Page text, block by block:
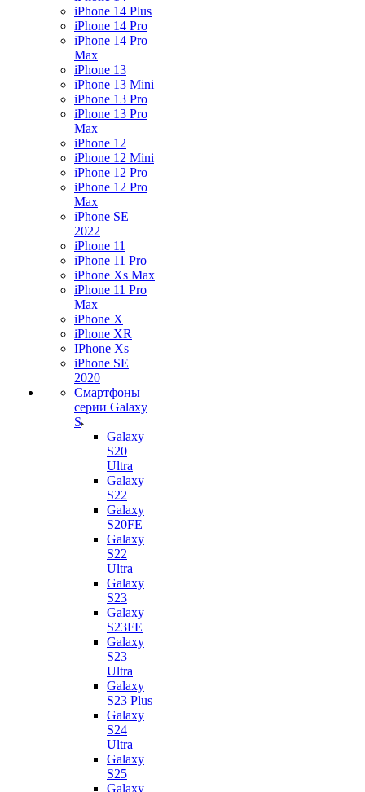
iPhone 14 Plus
iPhone 14 Pro
iPhone 14 Pro
Max
iPhone 13
iPhone 13 Mini
iPhone 13 Pro
iPhone 13 Pro
Max
iPhone 12
iPhone 12 Mini
iPhone 12 Pro
iPhone 12 Pro
Max
iPhone SE
2022
iPhone 11
iPhone 11 Pro
iPhone Xs Max
iPhone 11 Pro
Max
iPhone X
iPhone XR
IPhone Xs
iPhone SE
2020
Смартфоны
серии Galaxy
S
Galaxy
S20
Ultra
Galaxy
S22
Galaxy
S20FE
Galaxy
S22
Ultra
Galaxy
S23
Galaxy
S23FE
Galaxy
S23
Ultra
Galaxy
S23 Plus
Galaxy
S24
Ultra
Galaxy
S25
Galaxy